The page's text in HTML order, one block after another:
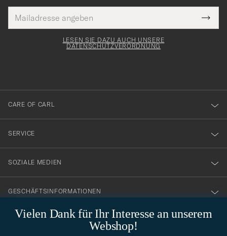
Vielen Dank für Ihr Interesse an unserem
Webshop!
Mail
Adresse
Tack
för
dig
till
vårt
nyhetsbrev!
LESEN SIE DAZU AUCH UNSERE
DATENSCHUTZVERORDNUNG
CARE OF CARL
SERVICE
SOZIALE MEDIEN
GESCHÄFTSINFORMATIONEN